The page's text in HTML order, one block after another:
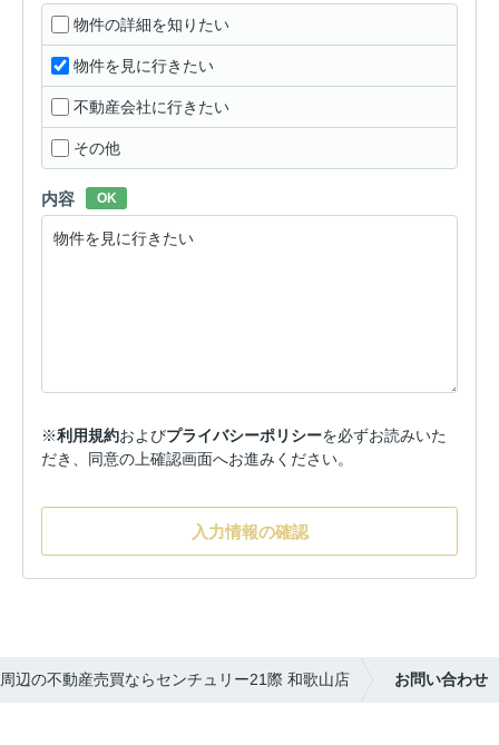
物件の詳細を知りたい
物件を見に行きたい
不動産会社に行きたい
その他
内容 OK
※利用規約およびプライバシーポリシーを必ずお読みいた
だき、同意の上確認画面へお進みください。
入力情報の確認
辺の不動産売買ならセンチュリー21際 和歌山店 お問い合わせ